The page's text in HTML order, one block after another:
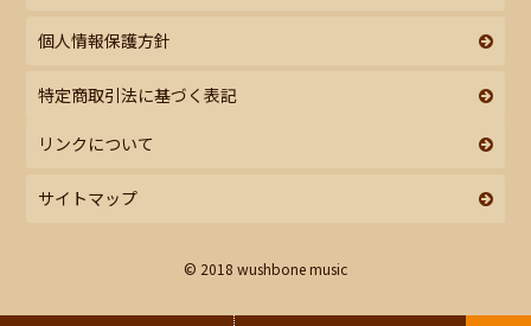
個人情報保護方針
特定商取引法に基づく表記
リンクについて
サイトマップ
© 2018 wushbone music